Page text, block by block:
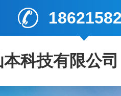
科技有限公司